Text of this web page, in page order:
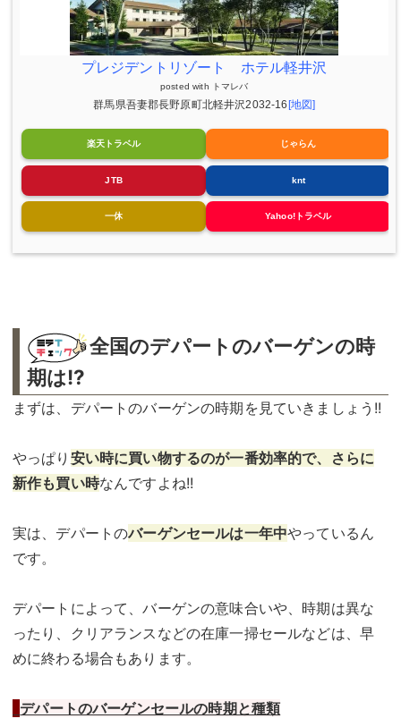
プレジデントリゾート ホテル軽井沢
posted with トマレバ
群馬県吾妻郡長野原町北軽井沢2032-16 [地図]
楽天トラベル じゃらん
JTB knt
一休 Yahoo!トラベル
全国のデパートのバーゲンの時
期は!?︎
まずは、デパートのバーゲンの時期を見ていきましょう!!
やっぱり 安い時に買い物するのが一番効率的で、さらに
新作も買い時なんですよね!!
実は、デパートのバーゲンセールは一年中やっているん
です。
デパートによって、バーゲンの意味合いや、時期は異な
ったり、クリアランスなどの在庫一掃セールなどは、早
めに終わる場合もあります。
デパートのバーゲンセールの時期と種類